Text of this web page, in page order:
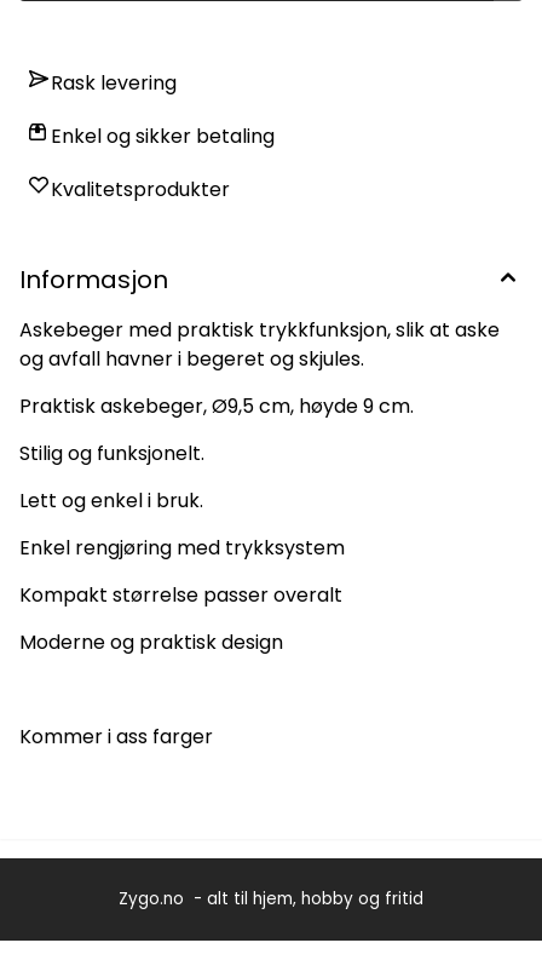
Rask levering
Enkel og sikker betaling
Kvalitetsprodukter
Informasjon
Askebeger med praktisk trykkfunksjon, slik at aske
og avfall havner i begeret og skjules.
Praktisk askebeger, Ø9,5 cm, høyde 9 cm.
Stilig og funksjonelt.
Lett og enkel i bruk.
Enkel rengjøring med trykksystem
Kompakt størrelse passer overalt
Moderne og praktisk design
Kommer i ass farger
Zygo.no - alt til hjem, hobby og fritid